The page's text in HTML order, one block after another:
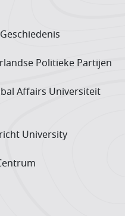
Politieke Partijen
Affairs Universiteit
University